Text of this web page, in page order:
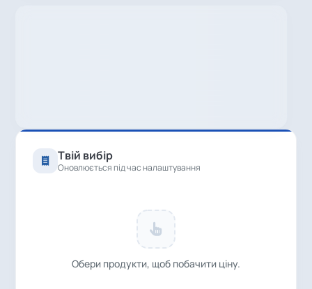
Твій вибір
Оновлюється під час налаштування
Обери продукти, щоб побачити ціну.